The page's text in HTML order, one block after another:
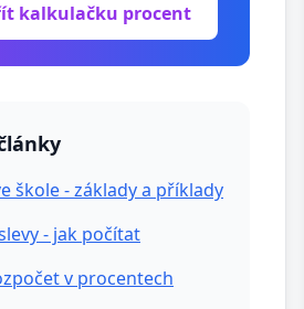
kalkulačku procent
škole - základy a příklady
- jak počítat
v procentech